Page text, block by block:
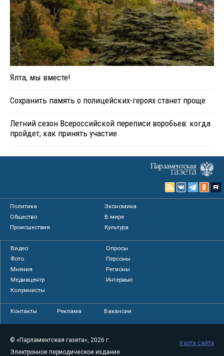
Ялта, мы вместе!
Сохранить память о полицейских-героях станет проще
Летний сезон Всероссийской переписи воробьев: когда
пройдет, как принять участие
Политика
Экономика
Общество
В мире
Происшествия
Культура
Видео
Опросы
Фото
Персоны
Мнения
Регионы
Медиацентр
Интервью
Колумнисты
Контакты Реклама Вакансии
© «Парламентская газета», 2026 г.
Электронное периодическое издание
Карта сайта